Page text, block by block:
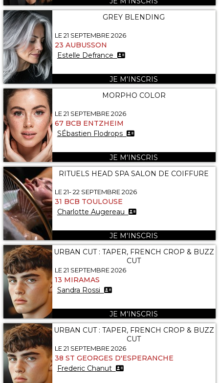
GREY BLENDING
LE 21 SEPTEMBRE 2026
23 AUBUSSON
Estelle Defrance
JE M'INSCRIS
MORPHO COLOR
LE 21 SEPTEMBRE 2026
67 BCB ENTZHEIM
SÉbastien Flodrops
JE M'INSCRIS
RITUELS HEAD SPA SALON DE COIFFURE
LE 21- 22 SEPTEMBRE 2026
31 BCB TOULOUSE
Charlotte Augereau
JE M'INSCRIS
URBAN CUT : TAPER, FRENCH CROP & BUZZ
CUT
LE 21 SEPTEMBRE 2026
13 MIRAMAS
Sandra Rossi
JE M'INSCRIS
URBAN CUT : TAPER, FRENCH CROP & BUZZ
CUT
LE 21 SEPTEMBRE 2026
38 ST GEORGES D'ESPERANCHE
Frederic Chanut